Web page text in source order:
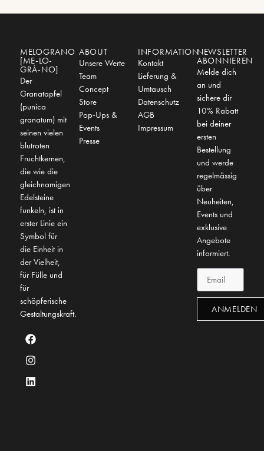
MELOGRANO
[ME-LO-
GRÀ-NO]
Der
Granatapfel
(punica
granatum) mit
seinen vielen
blutroten
Fruchtkernen,
die wie die
gleichnamigen
Edelsteine
funkeln, ist in
erster Linie ein
Symbol für
die Einheit in
der Vielheit,
für Fülle und
für
schöpferische
Gestaltungskraft.
ABOUT
Unsere Werte
Team
Concept
Store
Pop-Ups &
Events
Presse
INFORMATION
Kontakt
Lieferung &
Umtausch
Datenschutz
AGB
Impressum
NEWSLETTER
ABONNIEREN
Melde dich
an und
sichere dir
10% Rabatt
bei deiner
ersten
Bestellung
und werde
regelmässig
über
Neuheiten,
Events und
exklusive
Angebote
informiert.
ANMELDEN